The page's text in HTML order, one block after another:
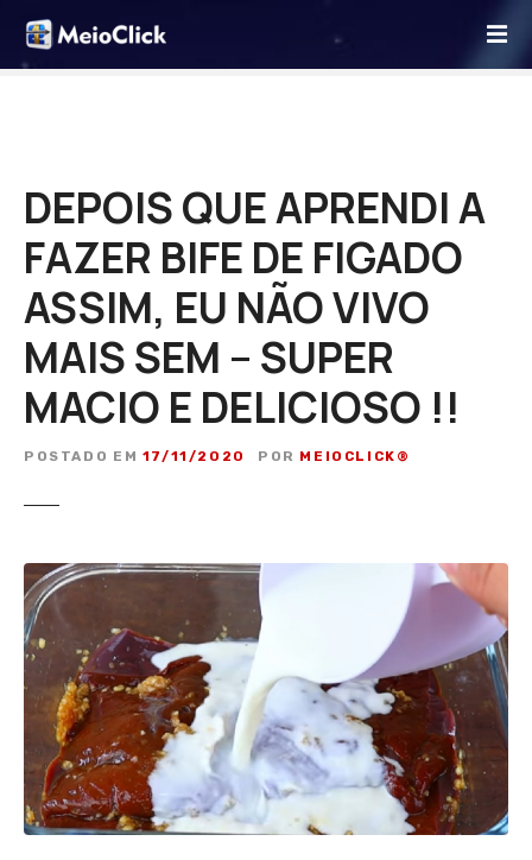
p
DEPOIS QUE APRENDI A
FAZER BIFE DE FIGADO
ASSIM, EU NÃO VIVO
MAIS SEM – SUPER
MACIO E DELICIOSO !!
POSTADO EM 17/11/2020 POR MEIOCLICK®